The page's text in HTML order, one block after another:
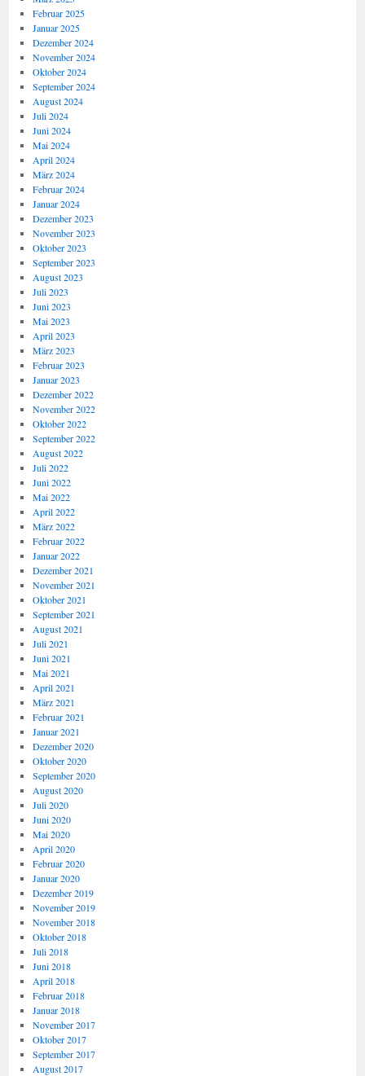
Februar 2025
Januar 2025
Dezember 2024
November 2024
Oktober 2024
September 2024
August 2024
Juli 2024
Juni 2024
Mai 2024
April 2024
März 2024
Februar 2024
Januar 2024
Dezember 2023
November 2023
Oktober 2023
September 2023
August 2023
Juli 2023
Juni 2023
Mai 2023
April 2023
März 2023
Februar 2023
Januar 2023
Dezember 2022
November 2022
Oktober 2022
September 2022
August 2022
Juli 2022
Juni 2022
Mai 2022
April 2022
März 2022
Februar 2022
Januar 2022
Dezember 2021
November 2021
Oktober 2021
September 2021
August 2021
Juli 2021
Juni 2021
Mai 2021
April 2021
März 2021
Februar 2021
Januar 2021
Dezember 2020
Oktober 2020
September 2020
August 2020
Juli 2020
Juni 2020
Mai 2020
April 2020
Februar 2020
Januar 2020
Dezember 2019
November 2019
November 2018
Oktober 2018
Juli 2018
Juni 2018
April 2018
Februar 2018
Januar 2018
November 2017
Oktober 2017
September 2017
August 2017